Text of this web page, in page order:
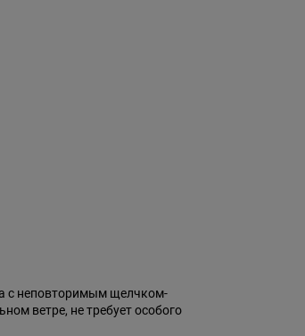
с неповторимым щелчком-
ветре, не требует особого